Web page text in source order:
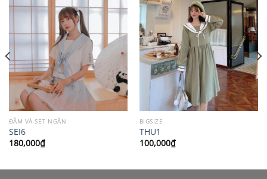
ĐẦM VÀ SET NGẮN
SEI6
180,000₫
BIGSIZE
THU1
100,000₫